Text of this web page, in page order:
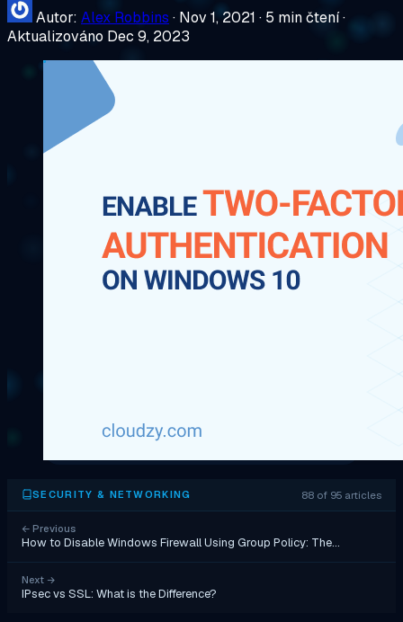
Autor: Alex Robbins · Nov 1, 2021 · 5 min čtení·
Aktualizováno Dec 9, 2023
SECURITY & NETWORKING 88 of 95 articles
← Previous
How to Disable Windows Firewall Using Group Policy: The…
Next →
IPsec vs SSL: What is the Difference?